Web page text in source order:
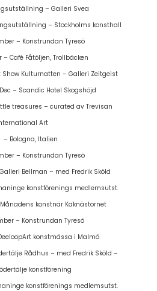
– Galleri Svea
– Stockholms konsthall
– Konstrundan Tyresö
– Café Fåtöljen, Trollbäcken
Show Kulturnatten – Galleri Zeitgeist
– Scandic Hotel Skogshöjd
treasures – curated av Trevisan
Art
Italien
– Konstrundan Tyresö
Bellman – med Fredrik Sköld
konstförenings medlemsutst.
konstnär Kaknästornet
– Konstrundan Tyresö
konstmässa i Malmö
Rådhus – med Fredrik Sköld –
konstförening
konstförenings medlemsutst.